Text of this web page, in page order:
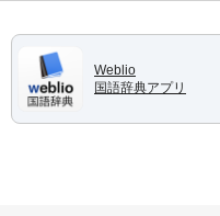
Weblio
国語辞典アプリ